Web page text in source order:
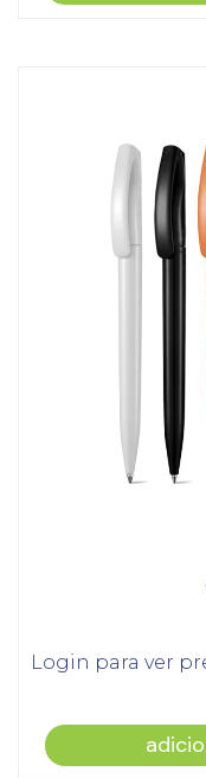
Login para ver